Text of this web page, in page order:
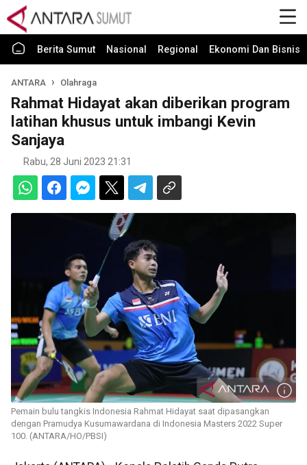
Berita Sumut Nasional Regional Ekonomi Dan Bisnis
ANTARA Olahraga
Rahmat Hidayat akan diberikan program
latihan khusus untuk imbangi Kevin
Sanjaya
Rabu, 28 Juni 2023 21:31
Pemain bulu tangkis Indonesia Rahmat Hidayat saat dipasangkan
dengan Pramudya Kusumawardana di Indonesia Masters 2022 Super
100. (ANTARA/HO/PBSI)